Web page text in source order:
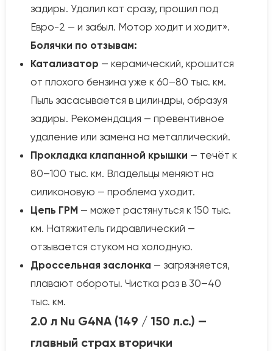
задиры. Удалил кат сразу, прошил под
Евро-2 — и забыл. Мотор ходит и ходит».
Болячки по отзывам:
Катализатор — керамический, крошится
от плохого бензина уже к 60–80 тыс. км.
Пыль засасывается в цилиндры, образуя
задиры. Рекомендация — превентивное
удаление или замена на металлический.
Прокладка клапанной крышки — течёт к
80–100 тыс. км. Владельцы меняют на
силиконовую — проблема уходит.
Цепь ГРМ — может растянуться к 150 тыс.
км. Натяжитель гидравлический —
отзывается стуком на холодную.
Дроссельная заслонка — загрязняется,
плавают обороты. Чистка раз в 30–40
тыс. км.
2.0 л Nu G4NA (149 / 150 л.с.) —
главный страх вторички